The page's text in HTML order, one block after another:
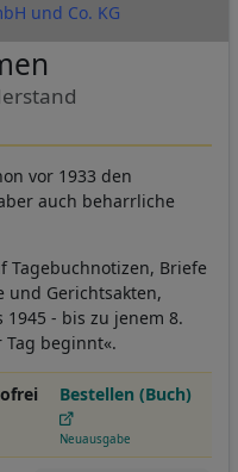
und Co. KG
vor 1933 den
auch beharrliche
Tagebuchnotizen, Briefe
und Gerichtsakten,
- bis zu jenem 8.
beginnt«.
Bestellen (Buch)
Neuausgabe